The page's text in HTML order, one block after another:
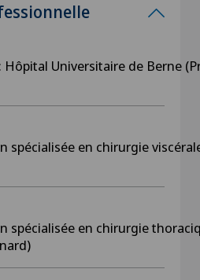
Universitaire de Berne
spécialisée en chirurgie
spécialisée en chirurgie